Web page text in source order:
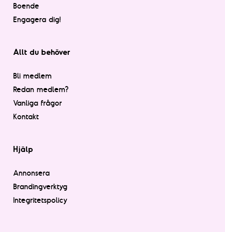
Boende
Engagera dig!
Allt du behöver
Bli medlem
Redan medlem?
Vanliga frågor
Kontakt
Hjälp
Annonsera
Brandingverktyg
Integritetspolicy